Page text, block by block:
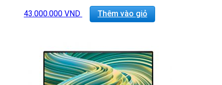
Non-Touch Anti-Glare 500-Nit Display
VGA: NVIDIA GeForce RTX 4050 4GB GDDR6
43.000.000 VND Thêm vào giỏ